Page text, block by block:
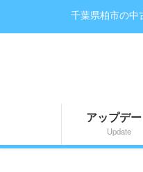
千葉県柏市の中
アップデー
Update